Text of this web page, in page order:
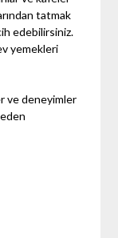
tatmak
edebilirsiniz.
yemekleri
ve deneyimler